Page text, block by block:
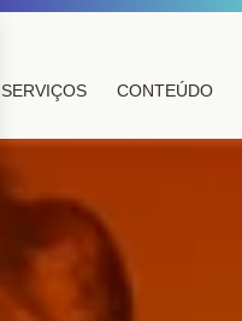
SERVIÇOS CONTEÚDO